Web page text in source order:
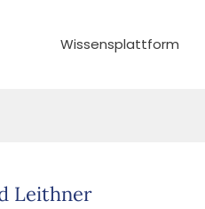
Wissensplattform
Leithner